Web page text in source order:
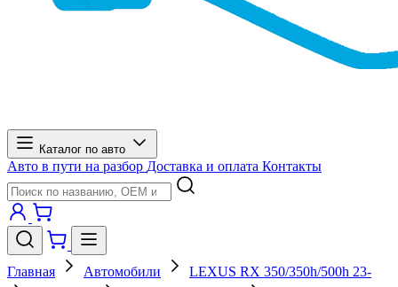
Каталог по авто
Авто в пути на разбор Доставка и оплата Контакты
Главная Автомобили
LEXUS RX 350/350h/500h 23-